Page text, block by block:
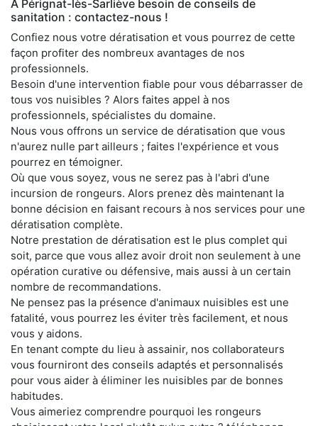
À Pérignat-lès-Sarliève besoin de conseils de
sanitation : contactez-nous !
Confiez nous votre dératisation et vous pourrez de cette
façon profiter des nombreux avantages de nos
professionnels.
Besoin d'une intervention fiable pour vous débarrasser de
tous vos nuisibles ? Alors faites appel à nos
professionnels, spécialistes du domaine.
Nous vous offrons un service de dératisation que vous
n'aurez nulle part ailleurs ; faites l'expérience et vous
pourrez en témoigner.
Où que vous soyez, vous ne serez pas à l'abri d'une
incursion de rongeurs. Alors prenez dès maintenant la
bonne décision en faisant recours à nos services pour une
dératisation complète.
Notre prestation de dératisation est le plus complet qui
soit, parce que vous allez avoir droit non seulement à une
opération curative ou défensive, mais aussi à un certain
nombre de recommandations.
Ne pensez pas la présence d'animaux nuisibles est une
fatalité, vous pourrez les éviter très facilement, et nous
vous y aidons.
En tenant compte du lieu à assainir, nos collaborateurs
vous fourniront des conseils adaptés et personnalisés
pour vous aider à éliminer les nuisibles par de bonnes
habitudes.
Vous aimeriez comprendre pourquoi les rongeurs